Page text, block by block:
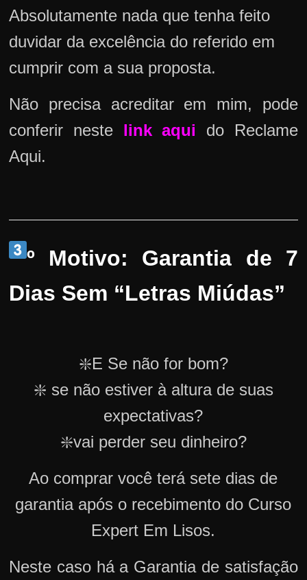
Absolutamente nada que tenha feito
duvidar da excelência do referido em
cumprir com a sua proposta.
Não precisa acreditar em mim, pode
conferir neste link aqui
do Reclame
Aqui.
º Motivo: Garantia de 7
Dias Sem “Letras Miúdas”
❇️E Se não for bom?
❇️ se não estiver à altura de suas
expectativas?
❇️vai perder seu dinheiro?
Ao comprar você terá sete dias de
garantia após o recebimento do Curso
Expert Em Lisos.
Neste caso há a Garantia de satisfação